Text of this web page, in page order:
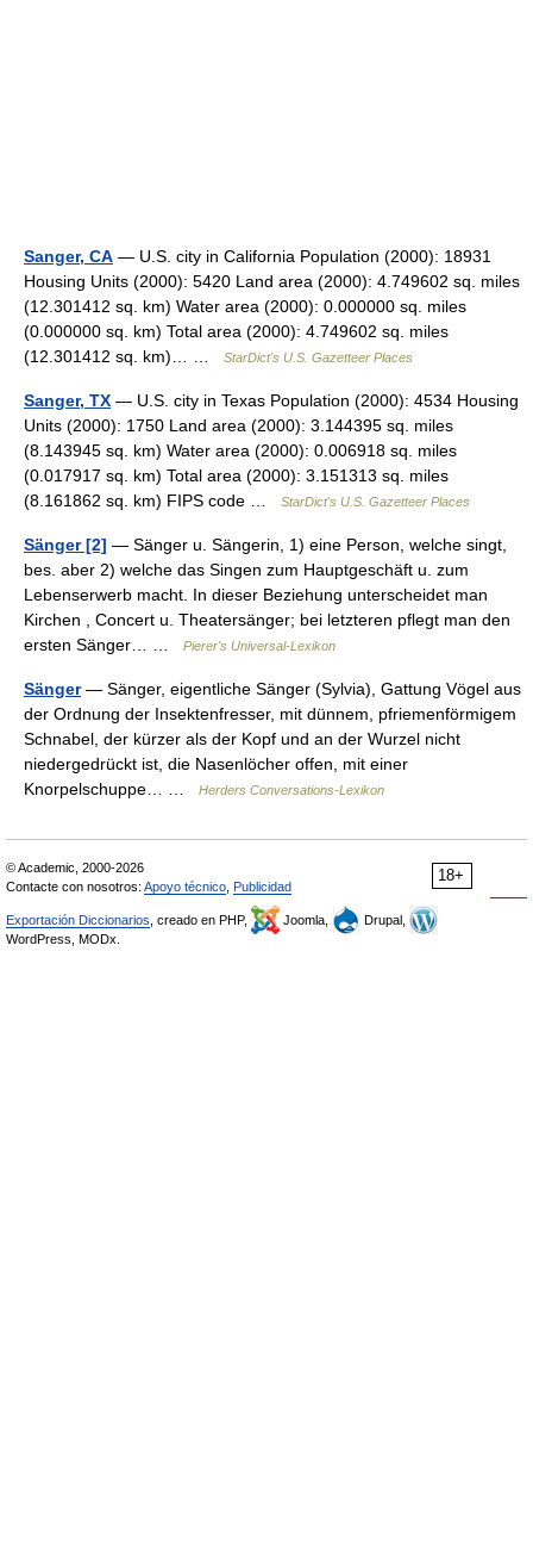
Sanger, CA — U.S. city in California Population (2000): 18931
Housing Units (2000): 5420 Land area (2000): 4.749602 sq. miles
(12.301412 sq. km) Water area (2000): 0.000000 sq. miles
(0.000000 sq. km) Total area (2000): 4.749602 sq. miles
(12.301412 sq. km)… …
StarDict's U.S. Gazetteer Places
Sanger, TX — U.S. city in Texas Population (2000): 4534 Housing
Units (2000): 1750 Land area (2000): 3.144395 sq. miles
(8.143945 sq. km) Water area (2000): 0.006918 sq. miles
(0.017917 sq. km) Total area (2000): 3.151313 sq. miles
(8.161862 sq. km) FIPS code …
StarDict's U.S. Gazetteer Places
Sänger [2] — Sänger u. Sängerin, 1) eine Person, welche singt,
bes. aber 2) welche das Singen zum Hauptgeschäft u. zum
Lebenserwerb macht. In dieser Beziehung unterscheidet man
Kirchen , Concert u. Theatersänger; bei letzteren pflegt man den
ersten Sänger… …
Pierer's Universal-Lexikon
Sänger— Sänger, eigentliche Sänger (Sylvia), Gattung Vögel aus
der Ordnung der Insektenfresser, mit dünnem, pfriemenförmigem
Schnabel, der kürzer als der Kopf und an der Wurzel nicht
niedergedrückt ist, die Nasenlöcher offen, mit einer
Knorpelschuppe… …
Herders Conversations-Lexikon
18+
© Academic, 2000-2026
Contacte con nosotros: Apoyo técnico Publicidad
Exportación Diccionarios , creado en PHP, Joomla,
Drupal,
WordPress, MODx.